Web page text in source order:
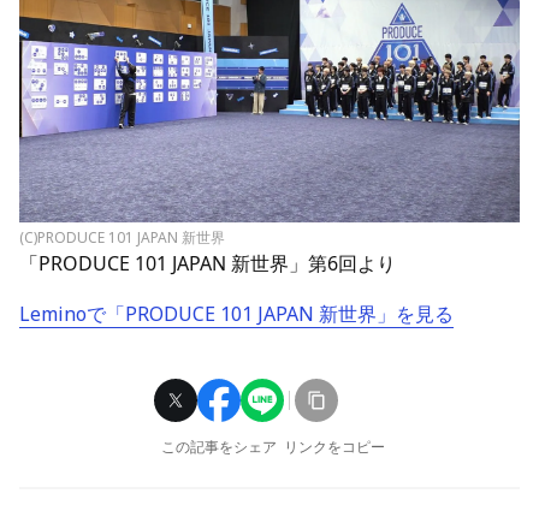
(C)PRODUCE 101 JAPAN 新世界
「PRODUCE 101 JAPAN 新世界」第6回より
Leminoで「PRODUCE 101 JAPAN 新世界」を見る
この記事をシェア リンクをコピー